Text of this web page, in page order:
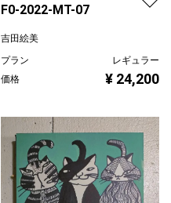
F0-2022-MT-07
吉田絵美
プラン
レギュラー
価格
¥ 24,200